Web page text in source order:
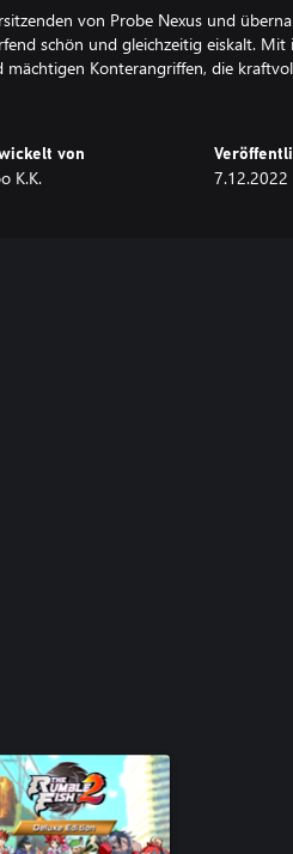
von Probe Nexus und
schön und gleichzeitig eiskalt. Mit
Konterangriffen, die
von
K.K. 7.12.2022